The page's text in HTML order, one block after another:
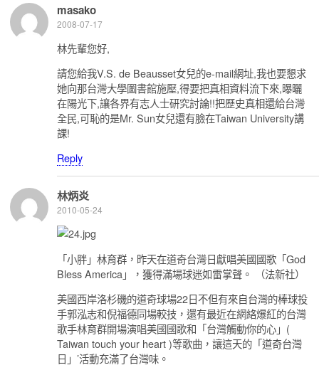
masako
2008-07-17
林先輩您好,
請您給我V.S. de Beausset女兒的e-mail網址,我也要懇求
她向那台灣大學圗書館施壓,得要把真相資料流下來,曝曬
在陽光下,讓各界有志人士研究討論!!把歷史真相還給台灣
全民,可恥的是Mr. Sun女兒還有臉在Taiwan University講
課!
Reply
林炳炎
2010-05-24
「小胖」林育群，昨天在道奇台灣日獻唱美國國歌「God
Bless America」，獲得滿場球迷如雷掌聲。 （法新社）
美國西岸洛杉磯的道奇球場22日不但有來自台灣的棒球投
手郭泓志和倪福德同場較技，還有最近在網絡爆紅的台灣
歌手林育群開場演唱美國國歌和「台灣觸動你的心」(
Taiwan touch your heart )等歌曲，讓這天的「道奇台灣
日」’活動充滿了台灣味。